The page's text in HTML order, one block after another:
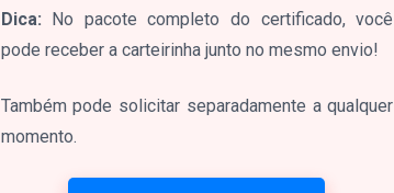
Dica: No pacote completo do certificado, você
pode receber a carteirinha junto no mesmo envio!
Também pode solicitar separadamente a qualquer
momento.